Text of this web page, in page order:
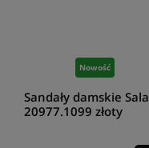
Nowość
Sandały damskie Sala
20977.1099 złoty